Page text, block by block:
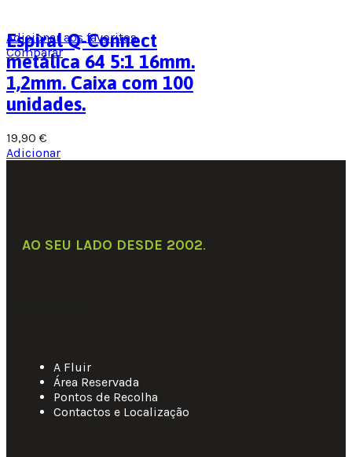
Adicionar aos favoritos
Comparar
Espiral Q-Connect
metálica 64 5:1 16mm.
1,2mm. Caixa com 100
unidades.
19,90 €
Adicionar
AO SEU LADO DESDE 2002.
A Fluir
Área Reservada
Pontos de Recolha
Contactos e Localização